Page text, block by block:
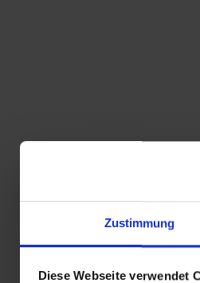
Zustimmung
Diese Webseite verwendet